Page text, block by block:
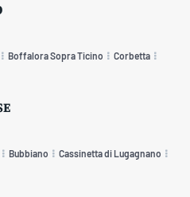
Boffalora Sopra Ticino Corbetta
Bubbiano Cassinetta di Lugagnano